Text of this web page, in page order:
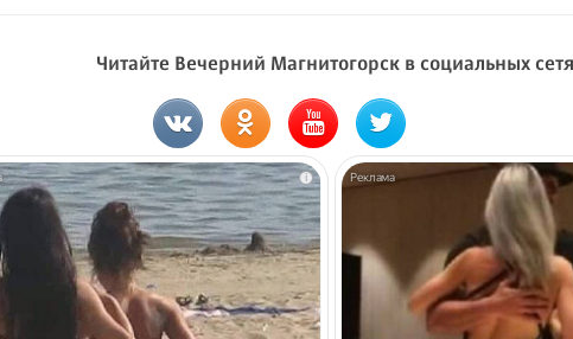
Читайте Вечерний Магнитогорск в социальных
i